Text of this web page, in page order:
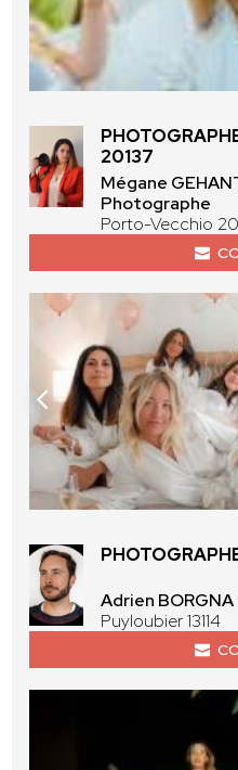
20137
Mégane
Photographe
Porto-Vecchio
Adrien BORGNA
Puyloubier 13114